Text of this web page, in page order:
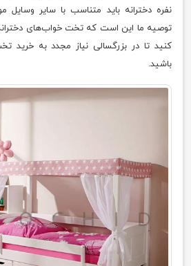
نفره دخترانه باید متناسب با سایر وسایل
توصیه ما این است که تخت خواب‌های دخترانه
کنید تا در بزرگسالی نیاز مجدد به خرید
باشید.